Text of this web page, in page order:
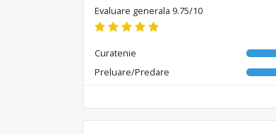
Evaluare generala 9.75/10
Curatenie
Preluare/Predare